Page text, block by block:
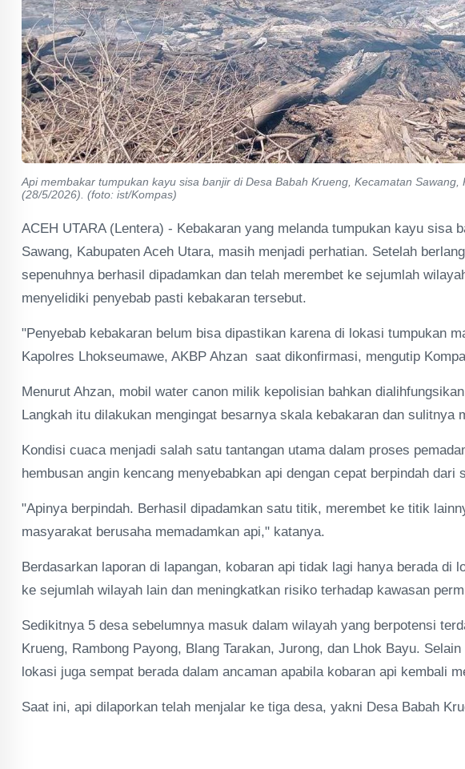
Api membakar tumpukan kayu sisa banjir di Desa Babah Krueng, Kecamatan
(28/5/2026). (foto: ist/Kompas)
ACEH UTARA (Lentera) - Kebakaran yang melanda tumpukan kayu sisa
Sawang, Kabupaten Aceh Utara, masih menjadi perhatian. Setelah
sepenuhnya berhasil dipadamkan dan telah merembet ke sejumlah
menyelidiki penyebab pasti kebakaran tersebut.
"Penyebab kebakaran belum bisa dipastikan karena di lokasi tumpukan
Kapolres Lhokseumawe, AKBP Ahzan saat dikonfirmasi, mengutip
Menurut Ahzan, mobil water canon milik kepolisian bahkan
Langkah itu dilakukan mengingat besarnya skala kebakaran dan sulitnya
Kondisi cuaca menjadi salah satu tantangan utama dalam proses
hembusan angin kencang menyebabkan api dengan cepat berpindah
"Apinya berpindah. Berhasil dipadamkan satu titik, merembet ke titik
masyarakat berusaha memadamkan api," katanya.
Berdasarkan laporan di lapangan, kobaran api tidak lagi hanya berada di
ke sejumlah wilayah lain dan meningkatkan risiko terhadap kawasan
Sedikitnya 5 desa sebelumnya masuk dalam wilayah yang berpotensi
Krueng, Rambong Payong, Blang Tarakan, Jurong, dan Lhok Bayu.
lokasi juga sempat berada dalam ancaman apabila kobaran api kembali
Saat ini, api dilaporkan telah menjalar ke tiga desa, yakni Desa Babah